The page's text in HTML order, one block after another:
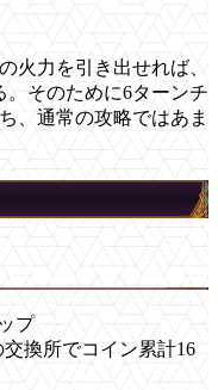
火力を引き出せれば、
。そのために6ターンチ
、通常の攻略ではあま
プ
交換所でコイン累計16